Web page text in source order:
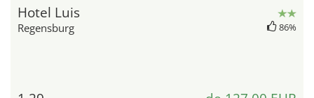
Hotel Luis
Regensburg 86%